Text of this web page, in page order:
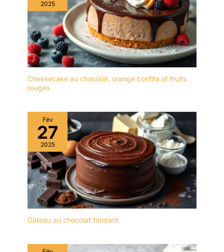
et qui empêche
efficacement la poussière
ou les insectes de
tomber sur les aliments. Il
est idéal pour le thé de
l'après-midi, les fêtes
repas de famille.
présentoir à gâteaux
multifonctionnel est
fabriqué en bois, sans
BPA, sain et écologique,
vous pouvez donc
l'utiliser sans hésitation.
Le présentoir à gâteaux
est transparent et
élégant, léger et facile à
transporter, et sûr à
utiliser. Il est idéal comme
2025
Cheesecake au chocolat, orange confite et fruits
rouges
Fév
27
2025
Gâteau au chocolat fondant